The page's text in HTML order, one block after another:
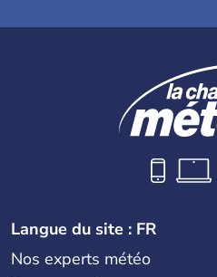
Langue du site : FR
Nos experts météo